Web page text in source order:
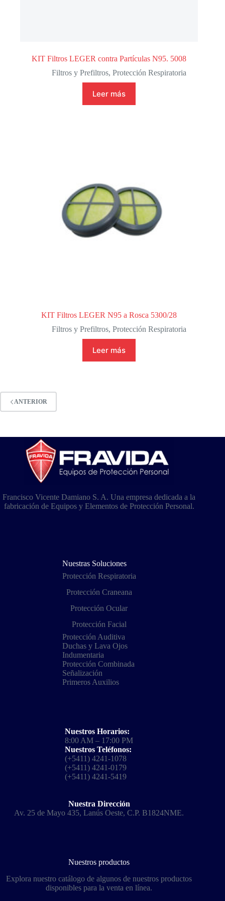
KIT Filtros LEGER contra Partículas N95. 5008
Filtros y Prefiltros,Protección Respiratoria
Leer más
KIT Filtros LEGER N95 a Rosca 5300/28
Filtros y Prefiltros,Protección Respiratoria
Leer más
ANTERIOR
Francisco Vicente Damiano S. A. Una empresa dedicada a la
fabricación de Equipos y Elementos de Protección Personal.
Nuestras Soluciones
Protección Respiratoria
Protección Craneana
Protección Ocular
Protección Facial
Protección Auditiva
Duchas y Lava Ojos
Indumentaria
Protección Combinada
Señalización
Primeros Auxilios
Nuestros Horarios:
8:00 AM – 17:00 PM
Nuestros Teléfonos:
(+5411) 4241-1078
(+5411) 4241-0179
(+5411) 4241-5419
Nuestra Dirección
Av. 25 de Mayo 435, Lanús Oeste, C.P. B1824NME.
Nuestros productos
Explora nuestro catálogo de algunos de nuestros productos
disponibles para la venta en línea.